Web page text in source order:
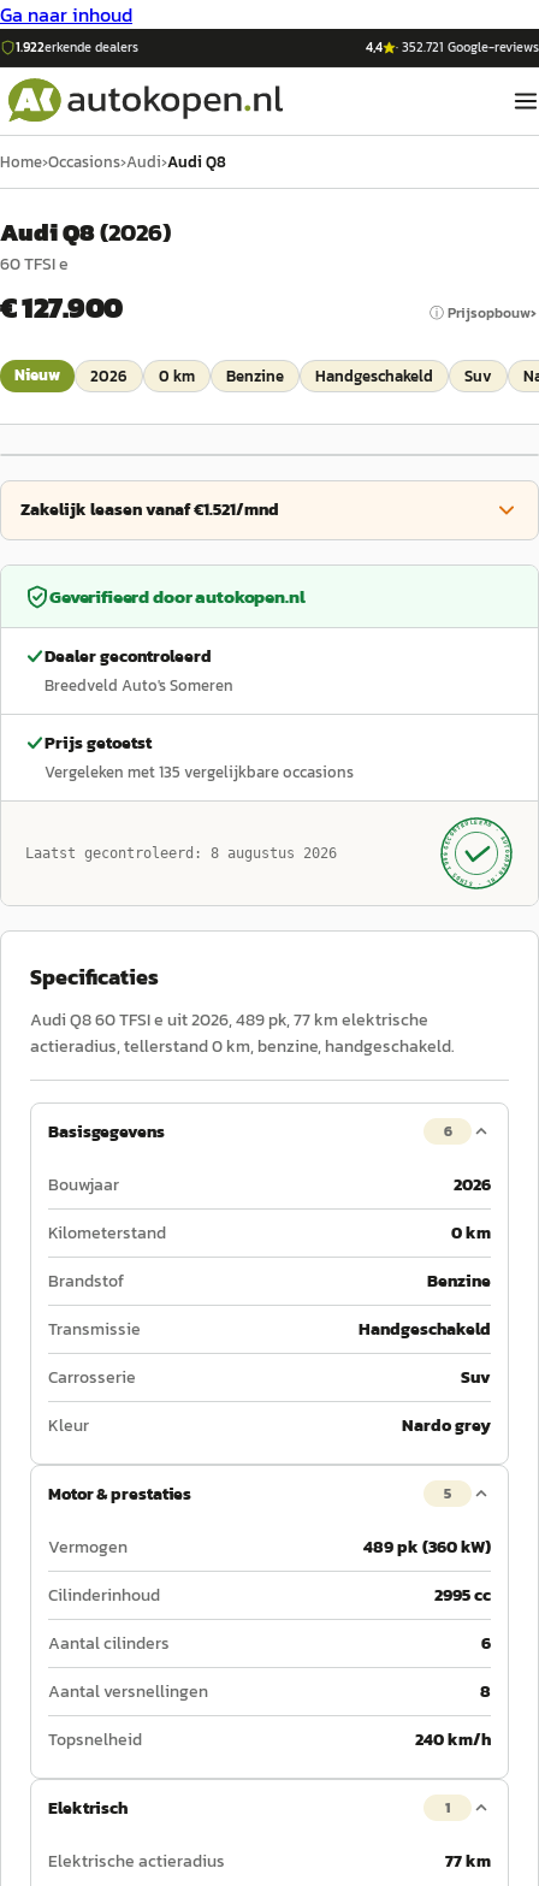
Ga naar inhoud
1.922erkende dealers 4,4 ·352.721 Google-reviews
Home›Occasions›Audi›Audi Q8
Audi Q8(2026)
60 TFSI e
€ 127.900 ⓘ Prijsopbouw
Nieuw 2026 0 km Benzine Handgeschakeld Suv
Zakelijk leasen vanaf €1.521/mnd
Geverifieerd doorautokopen.nl
Dealer gecontroleerd
Breedveld Auto's Someren
Prijs getoetst
Vergeleken met135 vergelijkbare occasions
Laatst gecontroleerd: 8 augustus 2026 GECONTROLEERD ·
AUTOKOPEN.NL
· SINDS 1999 ·
Specificaties
Audi Q8 60 TFSI e uit 2026, 489 pk, 77 km elektrische
actieradius, tellerstand 0 km, benzine, handgeschakeld.
Basisgegevens 6
Bouwjaar
2026
Kilometerstand
0 km
Brandstof
Benzine
Transmissie
Handgeschakeld
Carrosserie
Suv
Kleur
Nardo grey
Motor & prestaties 5
Vermogen
489 pk (360 kW)
Cilinderinhoud
2995 cc
Aantal cilinders
6
Aantal versnellingen
8
Topsnelheid
240 km/h
Elektrisch 1
Elektrische actieradius 77 km